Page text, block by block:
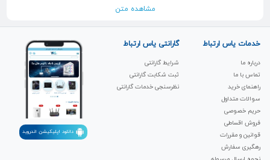
مدیران این به برند به طور مداوم به مسائل مهمی نظیر خلق ارزش و افزایش کیفیت
محصولات اهمیت می‌دهند و با استفاده از جدیدترین فناوری‌های موجود در بازار به
موارد سرمایه گذاری مدام و وسیع این برند، هسته اصلی و مهم‌ترین دلیل پیشرفته
مشاهده متن
خدمات یاس ارتباط
درباره ما
تماس با ما
راهنمای خرید
سوالات متداول
حریم خصوصی
فروش اقساطی
قوانین و مقررات
رهگیری سفارش
گارانتی یاس ارتباط
شرایط گارانتی
ثبت شکابت‌ گارانتی
نظرسنجی خدمات گارانتی
دانلود اپلیکیشن اندروید